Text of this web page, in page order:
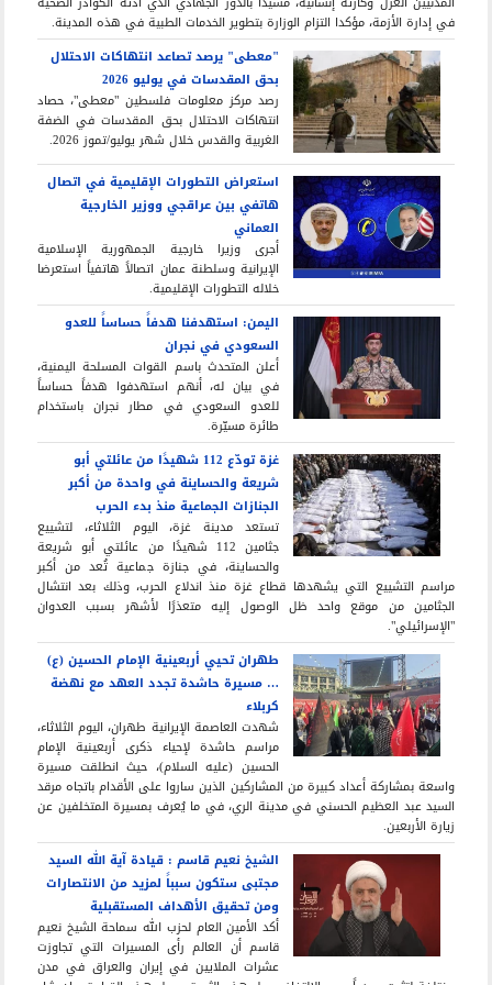
في إدارة الأزمة، مؤكدا التزام الوزارة بتطوير الخدمات الطبية في هذه المدينة.
"معطى" يرصد تصاعد انتهاكات الاحتلال
بحق المقدسات في يوليو 2026
رصد مركز معلومات فلسطين "معطى"، حصاد
انتهاكات الاحتلال بحق المقدسات في الضفة
الغربية والقدس خلال شهر يوليو/تموز 2026.
استعراض التطورات الإقليمية في اتصال
هاتفي بين عراقجي ووزير الخارجية
العماني
أجرى وزيرا خارجية الجمهورية الإسلامية
الإيرانية وسلطنة عمان اتصالاً هاتفياً استعرضا
خلاله التطورات الإقليمية.
اليمن: استهدفنا هدفاً حساساً للعدو
السعودي في نجران
أعلن المتحدث باسم القوات المسلحة اليمنية،
في بيان له، أنهم استهدفوا هدفاً حساساً
للعدو السعودي في مطار نجران باستخدام
طائرة مسيّرة.
غزة تودّع 112 شهيدًا من عائلتي أبو
شريعة والحساينة في واحدة من أكبر
الجنازات الجماعية منذ بدء الحرب
تستعد مدينة غزة، اليوم الثلاثاء، لتشييع
جثامين 112 شهيدًا من عائلتي أبو شريعة
والحساينة، في جنازة جماعية تُعد من أكبر
مراسم التشييع التي يشهدها قطاع غزة منذ اندلاع الحرب، وذلك بعد انتشال
الجثامين من موقع واحد ظل الوصول إليه متعذرًا لأشهر بسبب العدوان
"الإسرائيلي".
طهران تحيي أربعينية الإمام الحسين (ع)
… مسيرة حاشدة تجدد العهد مع نهضة
كربلاء
شهدت العاصمة الإيرانية طهران، اليوم الثلاثاء،
مراسم حاشدة لإحياء ذكرى أربعينية الإمام
الحسين (عليه السلام)، حيث انطلقت مسيرة
واسعة بمشاركة أعداد كبيرة من المشاركين الذين ساروا على الأقدام باتجاه مرقد
السيد عبد العظيم الحسني في مدينة الري، في ما يُعرف بمسيرة المتخلفين عن
زيارة الأربعين.
الشيخ نعيم قاسم : قيادة آية الله السيد
مجتبى ستكون سبباً لمزيد من الانتصارات
ومن تحقيق الأهداف المستقبلية
أكد الأمين العام لحزب الله سماحة الشيخ نعيم
قاسم أن العالم رأى المسيرات التي تجاوزت
عشرات الملايين في إيران والعراق في مدن